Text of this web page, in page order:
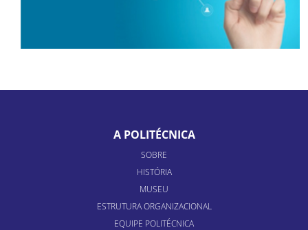
A POLITÉCNICA
SOBRE
HISTÓRIA
MUSEU
ESTRUTURA ORGANIZACIONAL
EQUIPE POLITÉCNICA